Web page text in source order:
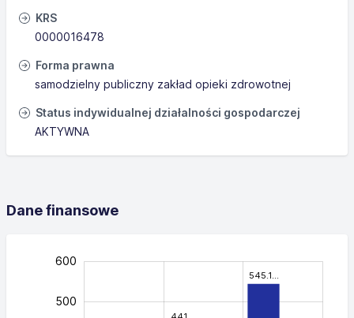
KRS
0000016478
Forma prawna
samodzielny publiczny zakład opieki zdrowotnej
Status indywidualnej działalności gospodarczej
AKTYWNA
Dane finansowe
545.1…
600
500